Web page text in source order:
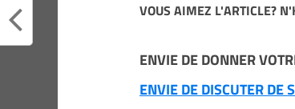
VOUS AIMEZ L'ARTICLE?
ENVIE DE DONNER
ENVIE DE DISCUTER